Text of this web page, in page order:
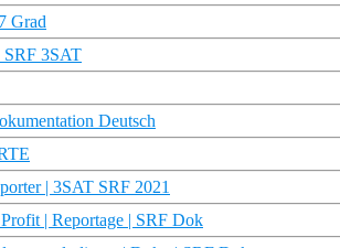
Grad
SRF 3SAT
Deutsch
| 3SAT SRF 2021
| Reportage | SRF Dok